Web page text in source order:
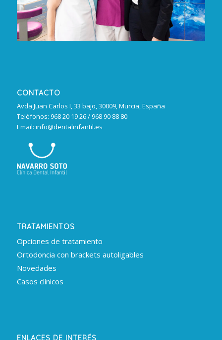
CONTACTO
Avda Juan Carlos I, 33 bajo, 30009, Murcia, España
Teléfonos: 968 20 19 26 / 968 90 88 80
Email: info@dentalinfantil.es
TRATAMIENTOS
Opciones de tratamiento
Ortodoncia con brackets autoligables
Novedades
Casos clínicos
ENLACES DE INTERÉS